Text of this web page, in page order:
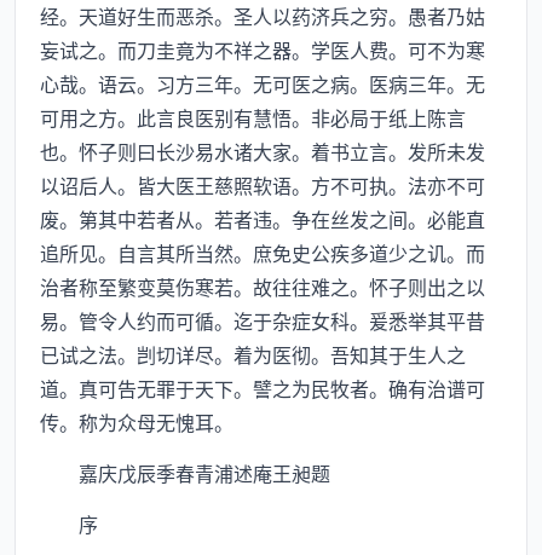
经。天道好生而恶杀。圣人以药济兵之穷。愚者乃姑
妄试之。而刀圭竟为不祥之器。学医人费。可不为寒
心哉。语云。习方三年。无可医之病。医病三年。无
可用之方。此言良医别有慧悟。非必局于纸上陈言
也。怀子则曰长沙易水诸大家。着书立言。发所未发
以诏后人。皆大医王慈照软语。方不可执。法亦不可
废。第其中若者从。若者违。争在丝发之间。必能直
追所见。自言其所当然。庶免史公疾多道少之讥。而
治者称至繁变莫伤寒若。故往往难之。怀子则出之以
易。管令人约而可循。迄于杂症女科。爰悉举其平昔
已试之法。剀切详尽。着为医彻。吾知其于生人之
道。真可告无罪于天下。譬之为民牧者。确有治谱可
传。称为众母无愧耳。
嘉庆戊辰季春青浦述庵王昶题
序